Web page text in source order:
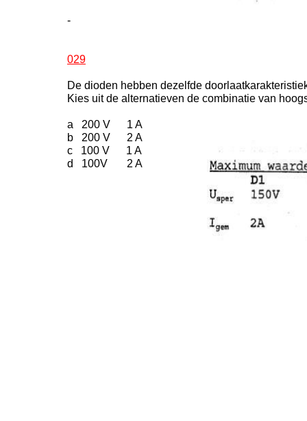
-
029
De dioden hebben dezelfde
Kies uit de alternatieven de combinatie van
a 200 V 1 A
b 200 V 2 A
c 100 V 1 A
d 100V 2 A